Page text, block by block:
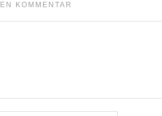
KOMMENTAR